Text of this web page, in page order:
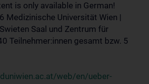
is only available in German!
Medizinische Universität Wien |
Saal und Zentrum für
Teilnehmer:innen gesamt bzw. 5
web/en/ueber-